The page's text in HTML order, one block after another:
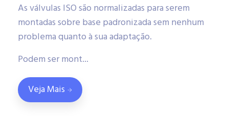
As válvulas ISO são normalizadas para serem
montadas sobre base padronizada sem nenhum
problema quanto à sua adaptação.
Podem ser mont...
Veja Mais